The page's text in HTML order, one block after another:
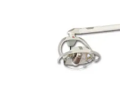
Ghế
nha